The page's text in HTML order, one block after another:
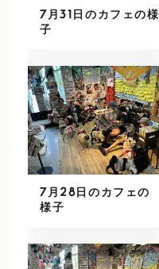
7月31日のカフェの様
子
7月28日のカフェの
様子